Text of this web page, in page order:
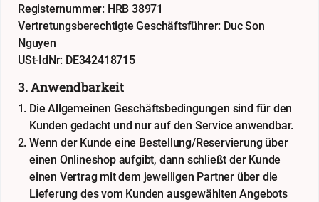
Registernummer: HRB 38971
Vertretungsberechtigte Geschäftsführer: Duc Son
Nguyen
USt-IdNr: DE342418715
3. Anwendbarkeit
Die Allgemeinen Geschäftsbedingungen sind für den
Kunden gedacht und nur auf den Service anwendbar.
Wenn der Kunde eine Bestellung/Reservierung über
einen Onlineshop aufgibt, dann schließt der Kunde
einen Vertrag mit dem jeweiligen Partner über die
Lieferung des vom Kunden ausgewählten Angebots